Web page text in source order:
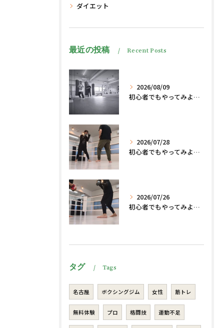
ダイエット
最近の投稿 Recent Posts
2026/08/09
初心者でもやってみよう、格闘技でダイエット脂肪燃焼🔥
2026/07/28
初心者でもやってみよう、格闘技でダイエット脂肪燃焼🔥
2026/07/26
初心者でもやってみよう、格闘技でダイエット、脂肪燃焼🔥
タグ Tags
名古屋 ボクシングジム 女性 筋トレ
無料体験 プロ 格闘技 運動不足